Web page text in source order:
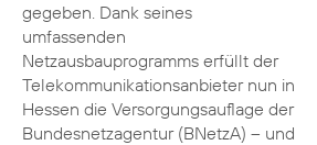
gegeben. Dank seines
umfassenden
Netzausbauprogramms erfüllt der
Telekommunikationsanbieter nun in
Hessen die Versorgungsauflage der
Bundesnetzagentur (BNetzA) – und